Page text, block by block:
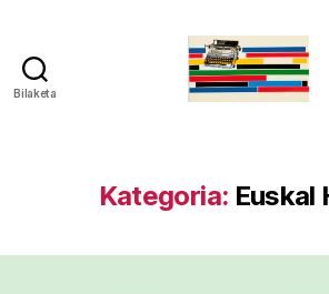
Bilaketa
Kategoria: Euskal